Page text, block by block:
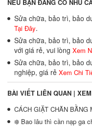
NẾU BẠN ĐANG CÓ NHU
Sửa chữa, bảo trì, bảo
Tại Đây.
Sửa chữa, bảo trì, bảo
với giá rẻ, vui lòng Xem
Sửa chữa, bảo trì, bảo
nghiệp, giá rẻ Xem Chi
BÀI VIẾT LIÊN QUAN |
CÁCH GIẶT CHĂN BẰNG
❄️ Bao lâu thì cần nạp ga